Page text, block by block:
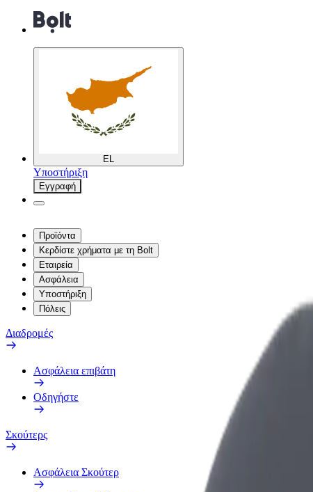
EL
Υποστήριξη
Εγγραφή
Προϊόντα
Κερδίστε χρήματα με τη Bolt
Εταιρεία
Ασφάλεια
Υποστήριξη
Πόλεις
Διαδρομές
Ασφάλεια επιβάτη
Οδηγήστε
Σκούτερς
Ασφάλεια Σκούτερ